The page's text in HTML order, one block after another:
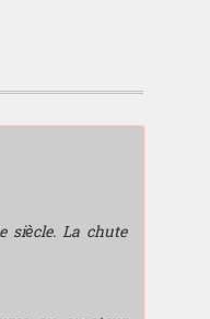
siècle. La chute